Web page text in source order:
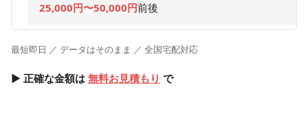
25,000円〜50,000円前後
最短即日 ／ データはそのまま ／ 全国宅配対応
▶ 正確な金額は 無料お見積もり で